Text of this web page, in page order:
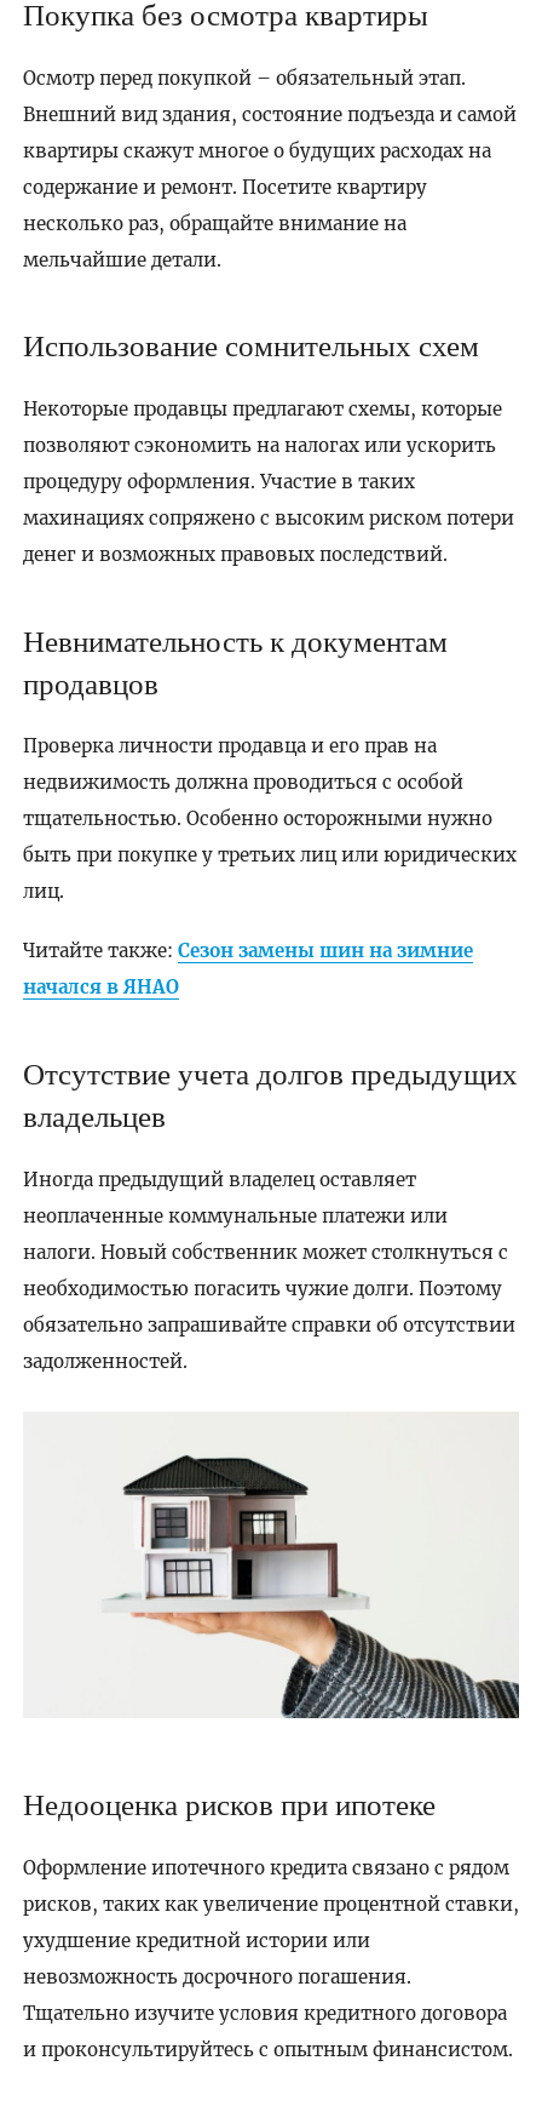
Покупка без осмотра квартиры
Осмотр перед покупкой – обязательный этап.
Внешний вид здания, состояние подъезда и самой
квартиры скажут многое о будущих расходах на
содержание и ремонт. Посетите квартиру
несколько раз, обращайте внимание на
мельчайшие детали.
Использование сомнительных схем
Некоторые продавцы предлагают схемы, которые
позволяют сэкономить на налогах или ускорить
процедуру оформления. Участие в таких
махинациях сопряжено с высоким риском потери
денег и возможных правовых последствий.
Невнимательность к документам
продавцов
Проверка личности продавца и его прав на
недвижимость должна проводиться с особой
тщательностью. Особенно осторожными нужно
быть при покупке у третьих лиц или юридических
лиц.
Читайте также: Сезон замены шин на зимние
начался в ЯНАО
Отсутствие учета долгов предыдущих
владельцев
Иногда предыдущий владелец оставляет
неоплаченные коммунальные платежи или
налоги. Новый собственник может столкнуться с
необходимостью погасить чужие долги. Поэтому
обязательно запрашивайте справки об отсутствии
задолженностей.
Недооценка рисков при ипотеке
Оформление ипотечного кредита связано с рядом
рисков, таких как увеличение процентной ставки,
ухудшение кредитной истории или
невозможность досрочного погашения.
Тщательно изучите условия кредитного договора
и проконсультируйтесь с опытным финансистом.